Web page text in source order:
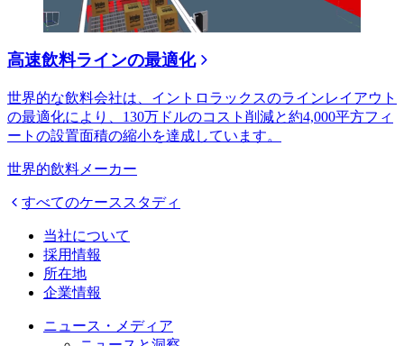
高速飲料ラインの最適化
世界的な飲料会社は、イントロラックスのラインレイアウト
の最適化により、130万ドルのコスト削減と約4,000平方フィ
ートの設置面積の縮小を達成しています。
世界的飲料メーカー
すべてのケーススタディ
当社について
採用情報
所在地
企業情報
ニュース・メディア